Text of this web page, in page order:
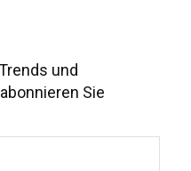
und
Sie